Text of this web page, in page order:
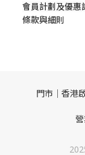
會員計劃及優惠
條款與細則
門市｜香港